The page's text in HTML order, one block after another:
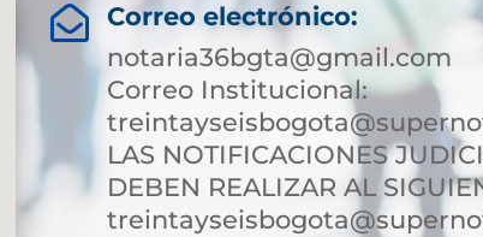

Correo electrónico:
notaria36bgta@gmail.com
Correo Institucional:
LAS NOTIFICACIONES
DEBEN REALIZAR AL